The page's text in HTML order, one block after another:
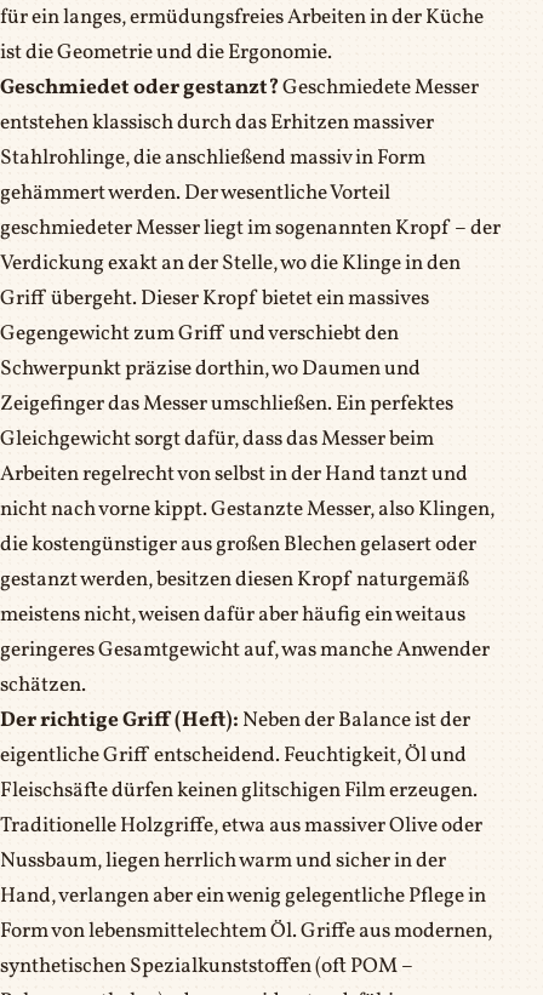
für ein langes, ermüdungsfreies Arbeiten in der Küche
ist die Geometrie und die Ergonomie.
Geschmiedet oder gestanzt?Geschmiedete Messer
entstehen klassisch durch das Erhitzen massiver
Stahlrohlinge, die anschließend massiv in Form
gehämmert werden. Der wesentliche Vorteil
geschmiedeter Messer liegt im sogenannten Kropf – der
Verdickung exakt an der Stelle, wo die Klinge in den
Griff übergeht. Dieser Kropf bietet ein massives
Gegengewicht zum Griff und verschiebt den
Schwerpunkt präzise dorthin, wo Daumen und
Zeigefinger das Messer umschließen. Ein perfektes
Gleichgewicht sorgt dafür, dass das Messer beim
Arbeiten regelrecht von selbst in der Hand tanzt und
nicht nach vorne kippt. Gestanzte Messer, also Klingen,
die kostengünstiger aus großen Blechen gelasert oder
gestanzt werden, besitzen diesen Kropf naturgemäß
meistens nicht, weisen dafür aber häufig ein weitaus
geringeres Gesamtgewicht auf, was manche Anwender
schätzen.
Der richtige Griff (Heft): Neben der Balance ist der
eigentliche Griff entscheidend. Feuchtigkeit, Öl und
Fleischsäfte dürfen keinen glitschigen Film erzeugen.
Traditionelle Holzgriffe, etwa aus massiver Olive oder
Nussbaum, liegen herrlich warm und sicher in der
Hand, verlangen aber ein wenig gelegentliche Pflege in
Form von lebensmittelechtem Öl. Griffe aus modernen,
synthetischen Spezialkunststoffen (oft POM –